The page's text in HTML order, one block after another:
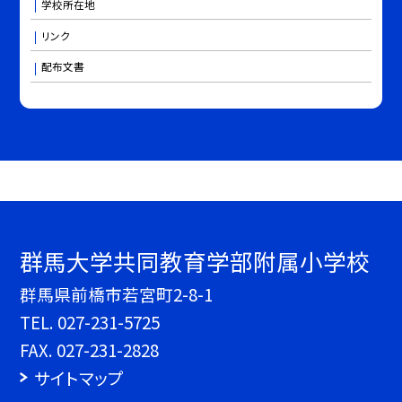
学校所在地
リンク
配布文書
群馬大学共同教育学部附属小学校
群馬県前橋市若宮町2-8-1
TEL. 027-231-5725
FAX. 027-231-2828
サイトマップ